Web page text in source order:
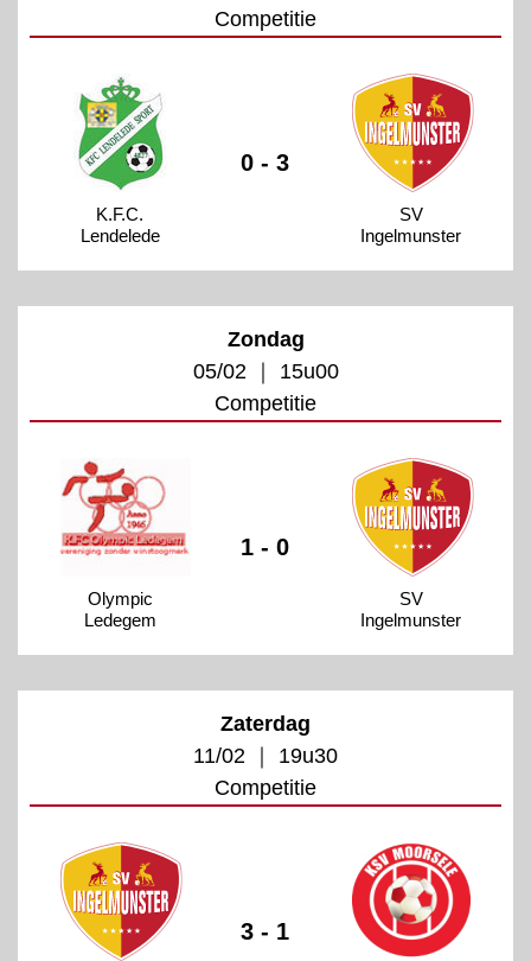
Competitie
K.F.C.
Lendelede
0 - 3
SV
Ingelmunster
Zondag
05/02 ｜ 15u00
Competitie
Olympic
Ledegem
1 - 0
SV
Ingelmunster
Zaterdag
11/02 ｜ 19u30
Competitie
3 - 1